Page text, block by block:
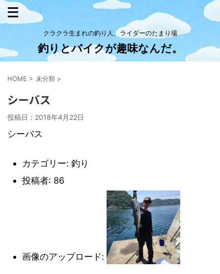
クラクラ生まれの釣り人、ライダーのたまり場
釣りとバイクが趣味なんだ。
HOME > 未分類 >
シーバス
投稿日： 2018年4月22日
シーバス
カテゴリー: 釣り
投稿者: 86
画像のアップロード: